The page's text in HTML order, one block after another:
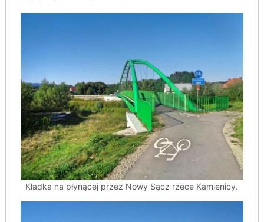
Kładka na płynącej przez Nowy Sącz rzece Kamienicy.